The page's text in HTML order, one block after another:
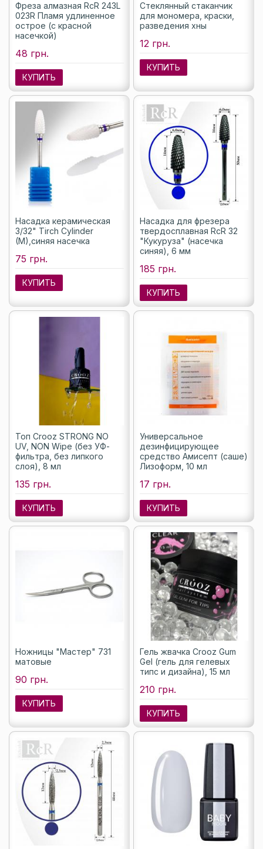
Фреза алмазная RcR 243L
023R Пламя удлиненное
острое (с красной
насечкой)
48 грн.
КУПИТЬ
Стеклянный стаканчик
для мономера, краски,
разведения хны
12 грн.
КУПИТЬ
Насадка керамическая
3/32" Tirch Cylinder
(M),синяя насечка
75 грн.
КУПИТЬ
Насадка для фрезера
твердосплавная RcR 32
"Кукуруза" (насечка
синяя), 6 мм
185 грн.
КУПИТЬ
Топ Crooz STRONG NO
UV, NON Wipe (без УФ-
фильтра, без липкого
слоя), 8 мл
135 грн.
КУПИТЬ
Универсальное
дезинфицирующее
средство Амисепт (саше)
Лизоформ, 10 мл
17 грн.
КУПИТЬ
Ножницы "Мастер" 731
матовые
90 грн.
КУПИТЬ
Гель жвачка Crooz Gum
Gel (гель для гелевых
типс и дизайна), 15 мл
210 грн.
КУПИТЬ